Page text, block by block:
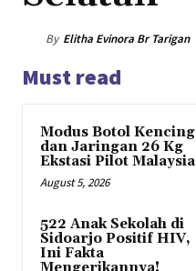
By Elitha Evinora Br Tarigan
Must read
Modus Botol Kencing
dan Jaringan 26 Kg
Ekstasi Pilot Malaysia
August 5, 2026
522 Anak Sekolah di
Sidoarjo Positif HIV,
Ini Fakta